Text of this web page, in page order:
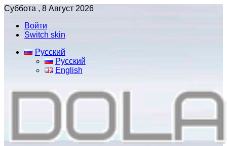
Суббота , 8 Август 2026
Войти
Switch skin
Русский
Русский
English